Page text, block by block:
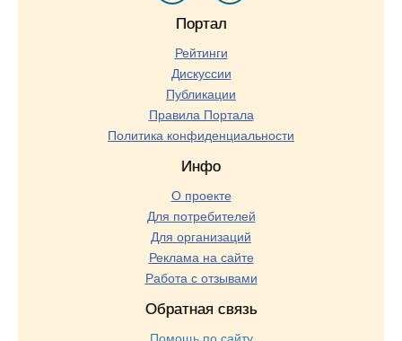
Портал
Рейтинги
Дискуссии
Публикации
Правила Портала
Политика конфиденциальности
Инфо
О проекте
Для потребителей
Для организаций
Реклама на сайте
Работа с отзывами
Обратная связь